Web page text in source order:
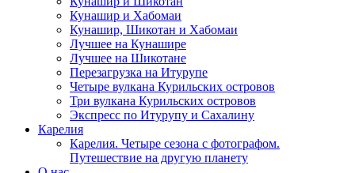
Кунашир и Хабомаи
Кунашир, Шикотан и Хабомаи
Лучшее на Кунашире
Лучшее на Шикотане
Перезагрузка на Итурупе
Четыре вулкана Курильских островов
Три вулкана Курильских островов
Экспресс по Итурупу и Сахалину
Карелия
Карелия. Четыре сезона с фотографом.
Путешествие на другую планету